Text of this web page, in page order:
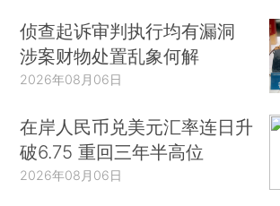
侦查起诉审判执行均有漏洞
涉案财物处置乱象何解
2026年08月06日
在岸人民币兑美元汇率连日升
破6.75 重回三年半高位
2026年08月06日